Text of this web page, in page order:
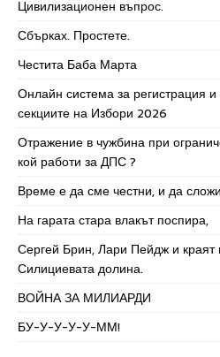
Цивилизационен въпрос.
Сбърках. Простете.
Честита Баба Марта
Онлайн система за регистрация и
секциите на Избори 2026
Отражение в чужбина при
кой работи за ДПС ?
Време е да сме честни, и да
На гарата стара влакът поспира,
Сергей Брин, Лари Пейдж и краят
Силициевата долина.
ВОЙНА ЗА МИЛИАРДИ
БУ-У-У-У-У-ММ!